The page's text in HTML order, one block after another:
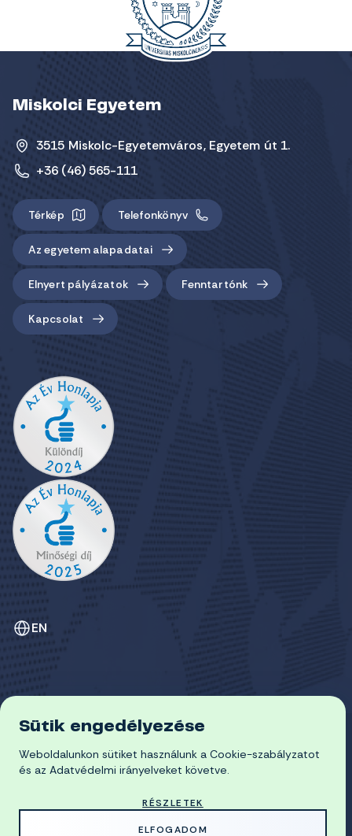
Miskolci Egyetem
3515 Miskolc-Egyetemváros, Egyetem út 1.
+36 (46) 565-111
Térkép Telefonkönyv
Az egyetem alapadatai
Elnyert pályázatok Fenntartónk
Kapcsolat
EN
© 2026 Miskolci Egyetem
ADATVÉDELEM
COOKIE-SZABÁLYZAT
Sütik engedélyezése
Weboldalunkon sütiket használunk a Cookie-szabályzatot
és az Adatvédelmi irányelveket követve.
RÉSZLETEK
ELFOGADOM